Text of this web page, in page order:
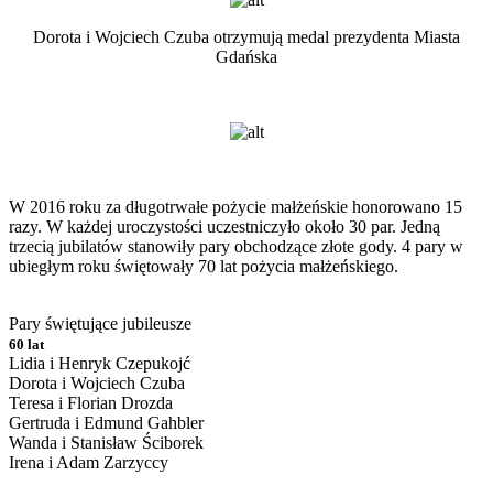
Dorota i Wojciech Czuba otrzymują medal prezydenta Miasta
Gdańska
W 2016 roku za długotrwałe pożycie małżeńskie honorowano 15
razy. W każdej uroczystości uczestniczyło około 30 par. Jedną
trzecią jubilatów stanowiły pary obchodzące złote gody. 4 pary w
ubiegłym roku świętowały 70 lat pożycia małżeńskiego.
Pary świętujące jubileusze
60 lat
Lidia i Henryk Czepukojć
Dorota i Wojciech Czuba
Teresa i Florian Drozda
Gertruda i Edmund Gahbler
Wanda i Stanisław Ściborek
Irena i Adam Zarzyccy